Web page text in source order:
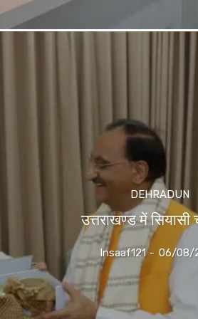
DEHRADUN
उत्तराखण्ड में सियासी
Insaaf121 - 06/08/